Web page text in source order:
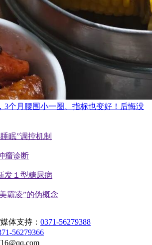
3个月腰围小一圈、指标也变好！后悔没
眠”调控机制
瘤诊断
发１型糖尿病
霸凌”的伪概念
体支持： 0371-56279388
56279366